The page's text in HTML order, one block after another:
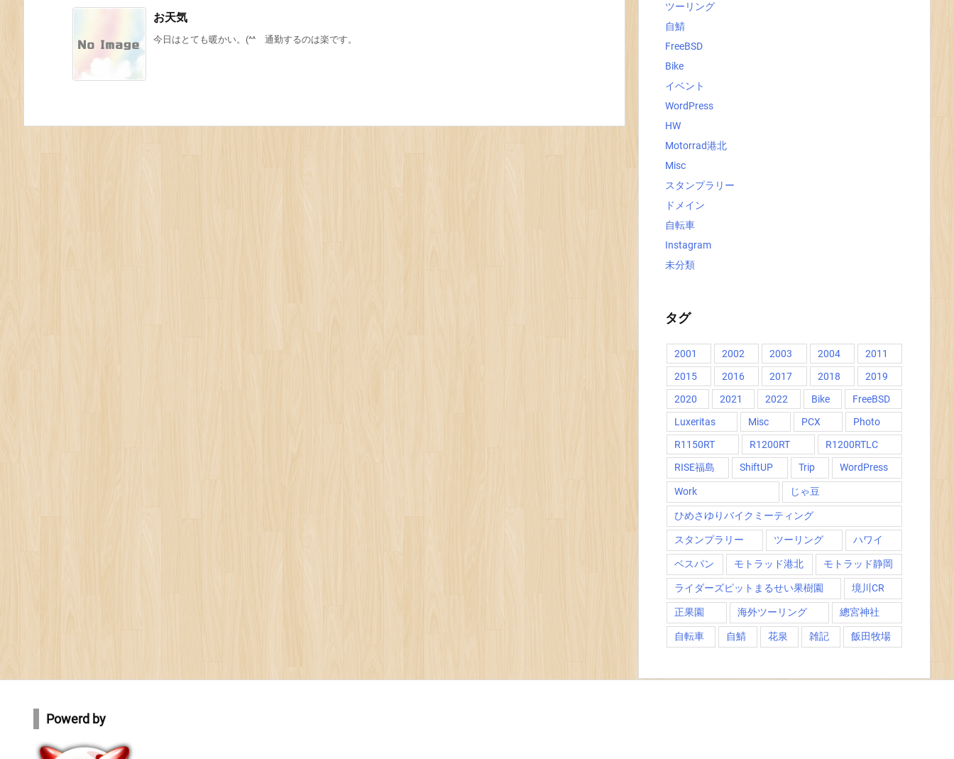
お天気
今日はとても暖かい。(^^ 通勤するのは楽です。
ツーリング
自鯖
FreeBSD
Bike
イベント
WordPress
HW
Motorrad港北
Misc
スタンプラリー
ドメイン
自転車
Instagram
未分類
タグ
2001 2002 2003 2004
2011
2015
2016 2017 2018
2019
2020
2021 2022 Bike
FreeBSD
Luxeritas
Misc PCX
Photo
R1150RT
R1200RT
R1200RTLC
RISE福島
ShiftUP Trip WordPress
Work じゃ豆
ひめさゆりバイクミーティング
スタンプラリー ツーリング ハワイ
ベスパン モトラッド港北 モトラッド静岡
ライダーズピットまるせい果樹園 境川CR
正果園 海外ツーリング 總宮神社
自転車 自鯖 花泉 雑記 飯田牧場
Powerd by